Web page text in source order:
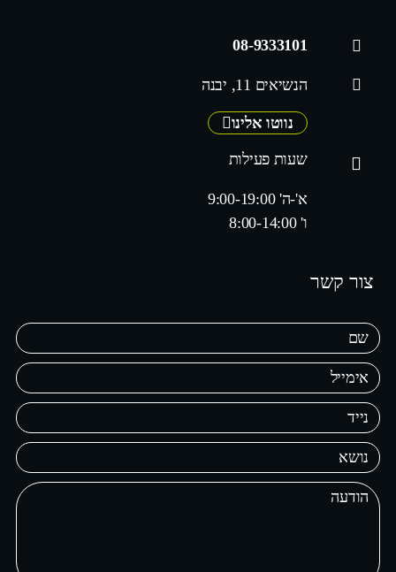
08-9333101
הנשיאים 11, יבנה
נווטו אלינו
שעות פעילות
א'-ה' 9:00-19:00
ו' 8:00-14:00
צור קשר